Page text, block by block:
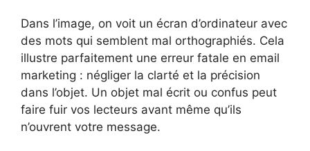
Dans l’image, on voit un écran d’ordinateur avec
des mots qui semblent mal orthographiés. Cela
illustre parfaitement une erreur fatale en email
marketing : négliger la clarté et la précision
dans l’objet. Un objet mal écrit ou confus peut
faire fuir vos lecteurs avant même qu’ils
n’ouvrent votre message.